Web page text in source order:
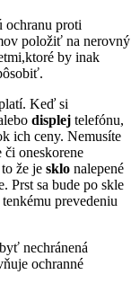
ochranu proti
položiť na nerovný
by inak
Keď si
displej telefónu,
ich ceny. Nemusíte
či oneskorene
že je sklo nalepené
Prst sa bude po skle
prevedeniu
nechránená
ochranné